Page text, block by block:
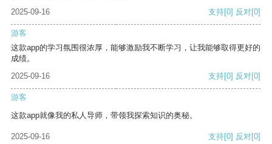
2025-09-16
支持[0] 反对[0]
游客
这款app的学习氛围很浓厚，能够激励我不断学习，让我能够取得更好的
成绩。
2025-09-16
支持[0] 反对[0]
游客
这款app就像我的私人导师，带领我探索知识的奥秘。
2025-09-16 支持[0] 反对[0]